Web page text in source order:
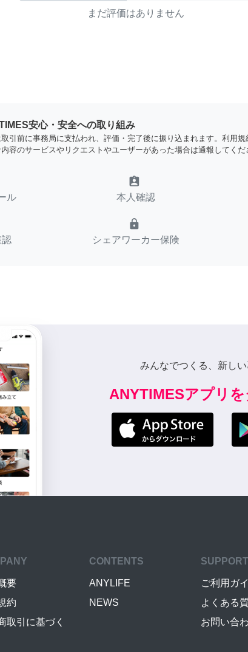
まだ評価はありません
安心・安全への取り組み
引前に事務局に支払われ、評価・完了後に振り込まれます。利用
容のサービスやリクエストやユーザーがあった場合は通報してくだ
ル
assignment_ind
本人確認
lock
シェアワーカー保険
みんなでつくる、新しい
ANYTIMESアプリ
要
約
取引に基づく
CONTENTS
ANYLIFE
NEWS
SUPPORT
ご利用ガ
よくある
お問い合